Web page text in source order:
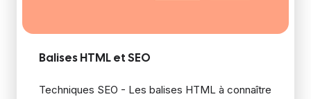
Balises HTML et SEO
Techniques SEO - Les balises HTML à connaître